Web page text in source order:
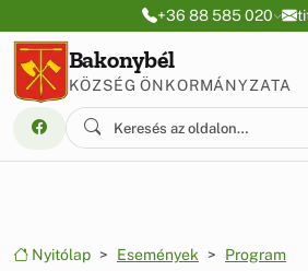
Ugrás a menüre
Ugrás a tartalomra+36 88 585 020
Bakonybél
KÖZSÉG ÖNKORMÁNYZATA
Nyitólap Események
Program